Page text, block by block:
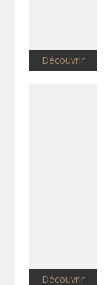
Découvrir
Découvrir